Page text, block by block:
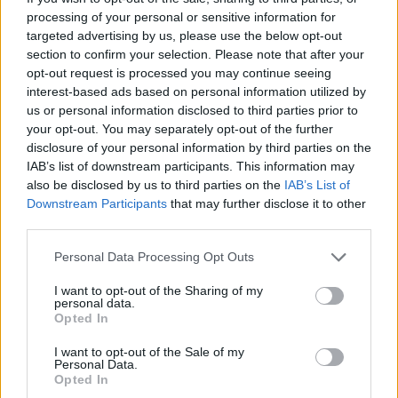
processing of your personal or sensitive information for
targeted advertising by us, please use the below opt-out
section to confirm your selection. Please note that after your
opt-out request is processed you may continue seeing
interest-based ads based on personal information utilized by
us or personal information disclosed to third parties prior to
your opt-out. You may separately opt-out of the further
disclosure of your personal information by third parties on the
IAB’s list of downstream participants. This information may
also be disclosed by us to third parties on the IAB’s List of
Downstream Participants that may further disclose it to other
Please note that this website/app uses one or more Google
not limited to your visit or usage behaviour. You may click to
grant or deny consent to Google and its third-party tags to
use your data for below specified purposes in below Google
consent section.
Personal Data Processing Opt Outs
I want to opt-out of the Sharing of my
personal data.
Opted In
I want to opt-out of the Sale of my
Personal Data.
Opted In
economico (ricavo, costo, rischio, capitale);5)
scegliere il modello di monetizzazione più
appropriato e documentare le assunzioni;6)
effettuare analisi di sensibilità e scenario 7)
integrare i risultati nei processi di budget, capex e
remunerazione.
Elementi abilitanti: data governance concontrolli
di qualità, allineamento tra funzioni finance e
sustainability, e unglossariointerno che fissi
definizioni, unità di misura e gerarchie dei dati.
Questo evita incoerenze tra report di sostenibilità e
documenti finanziari.
Casi tipici ed eccezioni da gestire
Un caso tipico: interventi di efficienza energetica.